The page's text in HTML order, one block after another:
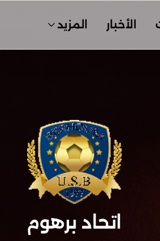
الأخبار المزيد
اتحاد برهوم